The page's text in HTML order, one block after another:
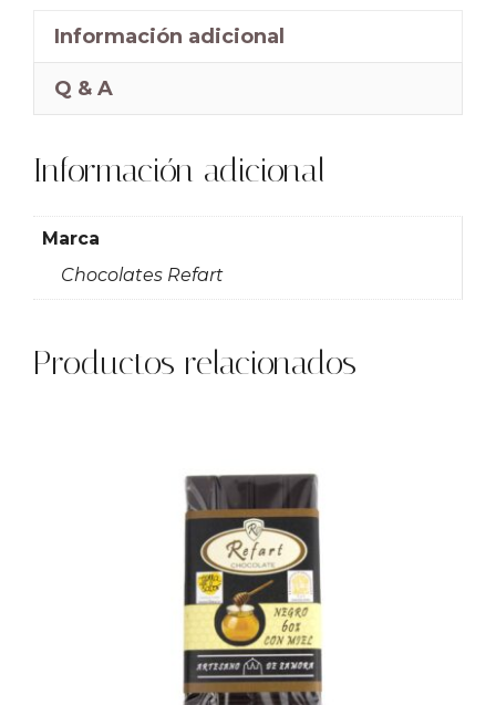
Información adicional
Q & A
Información adicional
Marca
Chocolates Refart
Productos relacionados